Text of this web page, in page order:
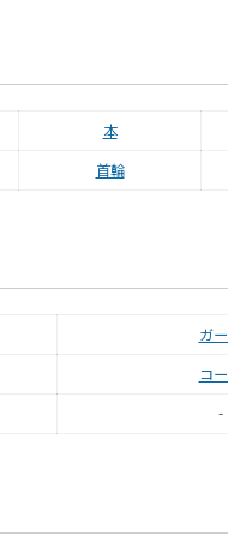
本
首輪
ガ
コ
-